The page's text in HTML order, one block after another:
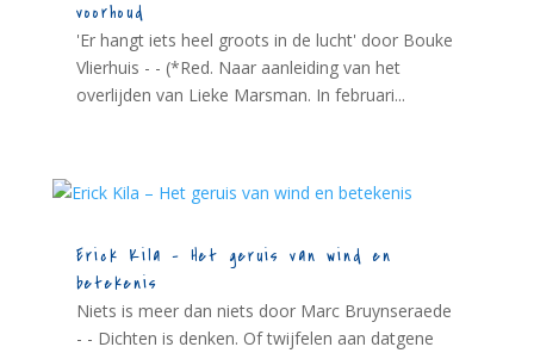
voorhoud
'Er hangt iets heel groots in de lucht' door Bouke
Vlierhuis - - (*Red. Naar aanleiding van het
overlijden van Lieke Marsman. In februari...
Erick Kila – Het geruis van wind en
betekenis
Niets is meer dan niets door Marc Bruynseraede
- - Dichten is denken. Of twijfelen aan datgene